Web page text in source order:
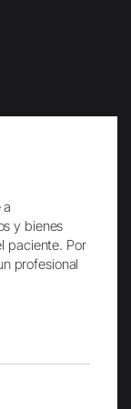
a
y bienes
paciente. Por
profesional